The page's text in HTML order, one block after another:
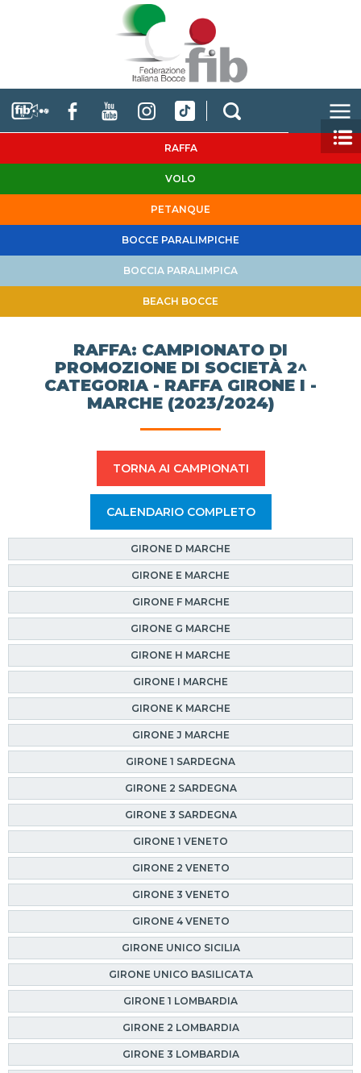
RAFFA
VOLO
PETANQUE
BOCCE PARALIMPICHE
BOCCIA PARALIMPICA
BEACH BOCCE
RAFFA: CAMPIONATO DI
PROMOZIONE DI SOCIETÀ 2^
CATEGORIA - RAFFA GIRONE I -
MARCHE (2023/2024)
TORNA AI CAMPIONATI
CALENDARIO COMPLETO
GIRONE D MARCHE
GIRONE E MARCHE
GIRONE F MARCHE
GIRONE G MARCHE
GIRONE H MARCHE
GIRONE I MARCHE
GIRONE K MARCHE
GIRONE J MARCHE
GIRONE 1 SARDEGNA
GIRONE 2 SARDEGNA
GIRONE 3 SARDEGNA
GIRONE 1 VENETO
GIRONE 2 VENETO
GIRONE 3 VENETO
GIRONE 4 VENETO
GIRONE UNICO SICILIA
GIRONE UNICO BASILICATA
GIRONE 1 LOMBARDIA
GIRONE 2 LOMBARDIA
GIRONE 3 LOMBARDIA